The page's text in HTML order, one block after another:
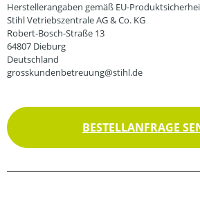
Herstellerangaben gemäß EU-
Stihl Vetriebszentrale AG & Co. KG
Robert-Bosch-Straße 13
64807 Dieburg
Deutschland
grosskundenbetreuung@stihl.de
BESTELLANFRAGE